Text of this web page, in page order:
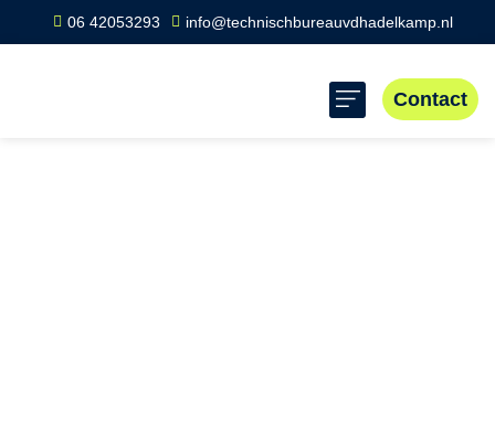
06 42053293 info@technischbureauvdhadelkamp.nl
Contact